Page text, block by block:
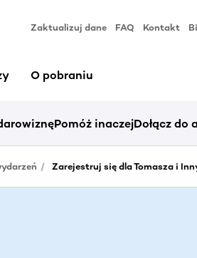
Zaktualizuj dane FAQ Kontakt
O pobraniu
Pomóż inaczejDołącz do
Zarejestruj się dla Tomasza i